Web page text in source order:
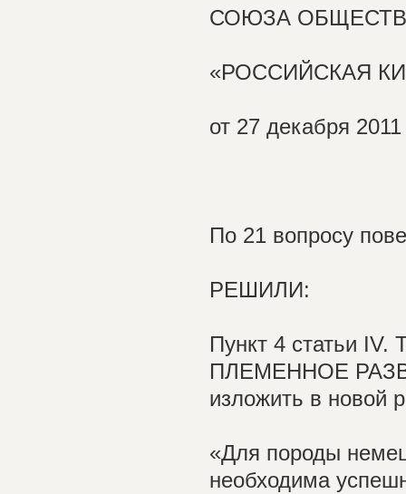
СОЮЗА
«РОССИЙСКАЯ
от 27 декабря 2011
По 21 вопросу
РЕШИЛИ:
Пункт 4 статьи
ПЛЕМЕННОЕ
изложить в новой
«Для породы
необходима